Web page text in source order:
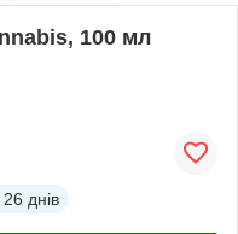
100 мл
26 днів